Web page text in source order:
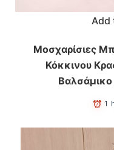
Add
Μοσχαρίσιες
Κόκκινου
Βαλσάμικο
1